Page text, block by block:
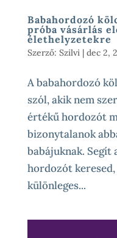
Babahordozó
próba vásárlás
élethelyzetekre
Szerző: Szilvi| dec 2,
A babahordozó
szól, akik nem
értékű hordozót
bizonytalanok
babájuknak. Segít
hordozót keresed,
különleges...